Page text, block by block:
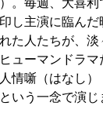
。毎週、大喜利
し主演に臨んだ
た人たちが、淡
ューマンドラマ
情噺（はなし）
いう一念で演じ